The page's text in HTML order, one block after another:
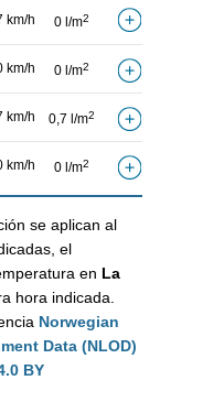
km/h 0 l/m2
km/h 0 l/m2
km/h 0,7 l/m2
km/h 0 l/m2
se aplican al
el
en La
hora indicada.
Norwegian
Data (NLOD)
BY